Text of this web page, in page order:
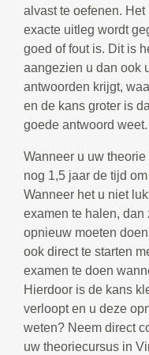
alvast te oefenen.
exacte uitleg wordt
goed of fout is. Dit is
aangezien u dan ook
antwoorden krijgt,
en de kans groter is
goede antwoord weet.
Wanneer u uw
nog 1,5 jaar de tijd
Wanneer het u niet
examen te halen, dan
opnieuw moeten
ook direct te starten
examen te doen
Hierdoor is de kans
verloopt en u deze
weten? Neem direct
uw theoriecursus in